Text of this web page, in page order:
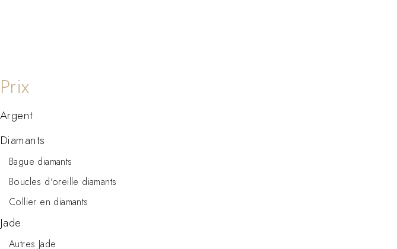
Argent
Diamants
Bague diamants
Boucles d'oreille diamants
Collier en diamants
Jade
Autres Jade